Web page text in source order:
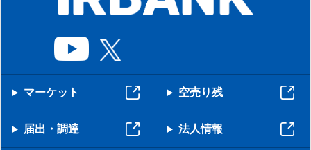
マーケット 空売り残
届出・調達 法人情報